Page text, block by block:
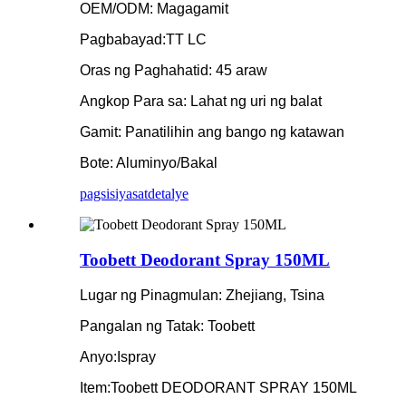
OEM/ODM: Magagamit
Pagbabayad:TT LC
Oras ng Paghahatid: 45 araw
Angkop Para sa: Lahat ng uri ng balat
Gamit: Panatilihin ang bango ng katawan
Bote: Aluminyo/Bakal
pagsisiyasatdetalye
Toobett Deodorant Spray 150ML
Lugar ng Pinagmulan: Zhejiang, Tsina
Pangalan ng Tatak: Toobett
Anyo:Ispray
Item:Toobett DEODORANT SPRAY 150ML